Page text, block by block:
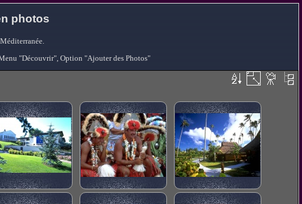
photos
"Découvrir", Option "Ajouter des Photos"